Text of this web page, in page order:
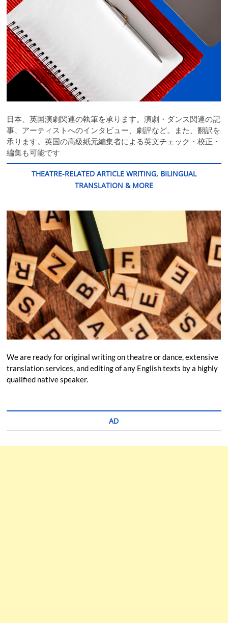
日本、英国演劇関連の執筆を承ります。演劇・ダンス関連の記
事、アーティストへのインタビュー、劇評など。また、翻訳を
承ります。英国の高級紙元編集者による英文チェック・校正・
編集も可能です
THEATRE-RELATED ARTICLE WRITING, BILINGUAL
TRANSLATION & MORE
We are ready for original writing on theatre or dance, extensive
translation services, and editing of any English texts by a highly
qualified native speaker.
AD